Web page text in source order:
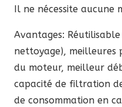
Il ne nécessite aucune
Avantages:
nettoyage), meilleures
du moteur, meilleur
capacité de filtration
de consommation en